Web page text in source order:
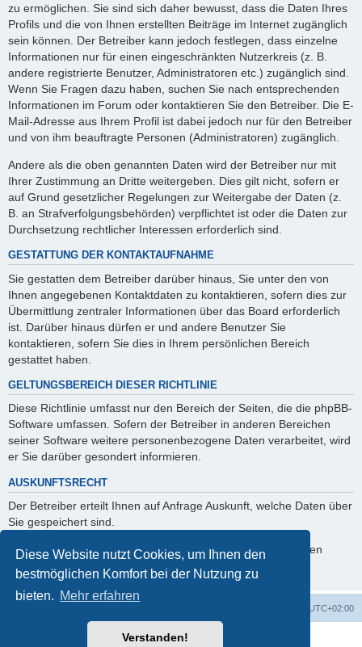
Diese Website nutzt Cookies, um Ihnen den
bestmöglichen Komfort bei der Nutzung zu
bieten. Mehr erfahren
Verstanden!
zu ermöglichen. Sie sind sich daher bewusst, dass die Daten Ihres
Profils und die von Ihnen erstellten Beiträge im Internet zugänglich
sein können. Der Betreiber kann jedoch festlegen, dass einzelne
Informationen nur für einen eingeschränkten Nutzerkreis (z. B.
andere registrierte Benutzer, Administratoren etc.) zugänglich sind.
Wenn Sie Fragen dazu haben, suchen Sie nach entsprechenden
Informationen im Forum oder kontaktieren Sie den Betreiber. Die E-
Mail-Adresse aus Ihrem Profil ist dabei jedoch nur für den Betreiber
und von ihm beauftragte Personen (Administratoren) zugänglich.
Andere als die oben genannten Daten wird der Betreiber nur mit
Ihrer Zustimmung an Dritte weitergeben. Dies gilt nicht, sofern er
auf Grund gesetzlicher Regelungen zur Weitergabe der Daten (z.
B. an Strafverfolgungsbehörden) verpflichtet ist oder die Daten zur
Durchsetzung rechtlicher Interessen erforderlich sind.
GESTATTUNG DER KONTAKTAUFNAHME
Sie gestatten dem Betreiber darüber hinaus, Sie unter den von
Ihnen angegebenen Kontaktdaten zu kontaktieren, sofern dies zur
Übermittlung zentraler Informationen über das Board erforderlich
ist. Darüber hinaus dürfen er und andere Benutzer Sie
kontaktieren, sofern Sie dies in Ihrem persönlichen Bereich
gestattet haben.
GELTUNGSBEREICH DIESER RICHTLINIE
Diese Richtlinie umfasst nur den Bereich der Seiten, die die phpBB-
Software umfassen. Sofern der Betreiber in anderen Bereichen
seiner Software weitere personenbezogene Daten verarbeitet, wird
er Sie darüber gesondert informieren.
AUSKUNFTSRECHT
Der Betreiber erteilt Ihnen auf Anfrage Auskunft, welche Daten über
Sie gespeichert sind.
Sie können jederzeit die Löschung bzw. Sperrung Ihrer Daten
verlangen. Kontaktieren Sie hierzu bitte den Betreiber.
UTC+02:00
Powered byphpBB® Forum Software © phpBB Limited